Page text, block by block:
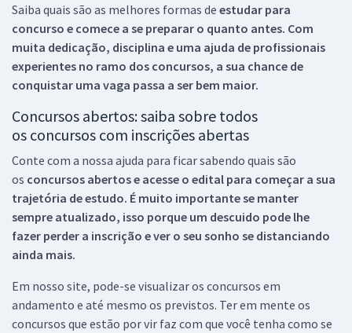
Saiba quais são as melhores formas de estudar para
concurso e comece a se preparar o quanto antes. Com
muita dedicação, disciplina e uma ajuda de profissionais
experientes no ramo dos concursos, a sua chance de
conquistar uma vaga passa a ser bem maior.
Concursos abertos: saiba sobre todos
os concursos com inscrições abertas
Conte com a nossa ajuda para ficar sabendo quais são
os concursos abertos e acesse o edital para começar a sua
trajetória de estudo. É muito importante se manter
sempre atualizado, isso porque um descuido pode lhe
fazer perder a inscrição e ver o seu sonho se distanciando
ainda mais.
Em nosso site, pode-se visualizar os concursos em
andamento e até mesmo os previstos. Ter em mente os
concursos que estão por vir faz com que você tenha como se